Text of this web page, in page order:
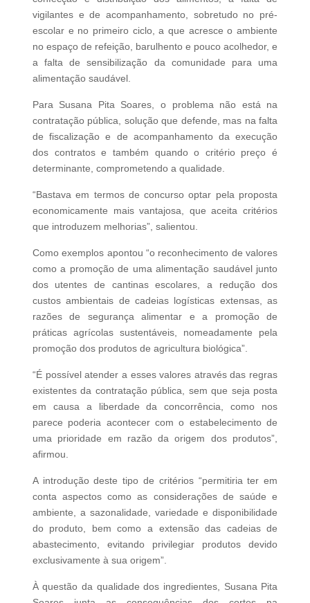
vigilantes e de acompanhamento, sobretudo no pré-
escolar e no primeiro ciclo, a que acresce o ambiente
no espaço de refeição, barulhento e pouco acolhedor, e
a falta de sensibilização da comunidade para uma
alimentação saudável.
Para Susana Pita Soares, o problema não está na
contratação pública, solução que defende, mas na falta
de fiscalização e de acompanhamento da execução
dos contratos e também quando o critério preço é
determinante, comprometendo a qualidade.
“Bastava em termos de concurso optar pela proposta
economicamente mais vantajosa, que aceita critérios
que introduzem melhorias”, salientou.
Como exemplos apontou “o reconhecimento de valores
como a promoção de uma alimentação saudável junto
dos utentes de cantinas escolares, a redução dos
custos ambientais de cadeias logísticas extensas, as
razões de segurança alimentar e a promoção de
práticas agrícolas sustentáveis, nomeadamente pela
promoção dos produtos de agricultura biológica”.
“É possível atender a esses valores através das regras
existentes da contratação pública, sem que seja posta
em causa a liberdade da concorrência, como nos
parece poderia acontecer com o estabelecimento de
uma prioridade em razão da origem dos produtos”,
afirmou.
A introdução deste tipo de critérios “permitiria ter em
conta aspectos como as considerações de saúde e
ambiente, a sazonalidade, variedade e disponibilidade
do produto, bem como a extensão das cadeias de
abastecimento, evitando privilegiar produtos devido
exclusivamente à sua origem”.
À questão da qualidade dos ingredientes, Susana Pita